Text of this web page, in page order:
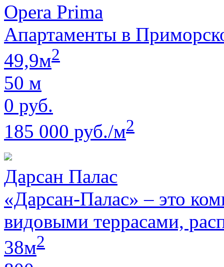
Opera Prima
Апартаменты в
49,9м2
50 м
0 руб.
185 000 руб./м2
Дарсан Палас
«Дарсан-Палас» – это
видовыми террасами,
38м2